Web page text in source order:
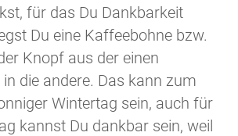
für das Du Dankbarkeit
Du eine Kaffeebohne bzw.
Knopf aus der einen
die andere. Das kann zum
Wintertag sein, auch für
kannst Du dankbar sein, weil